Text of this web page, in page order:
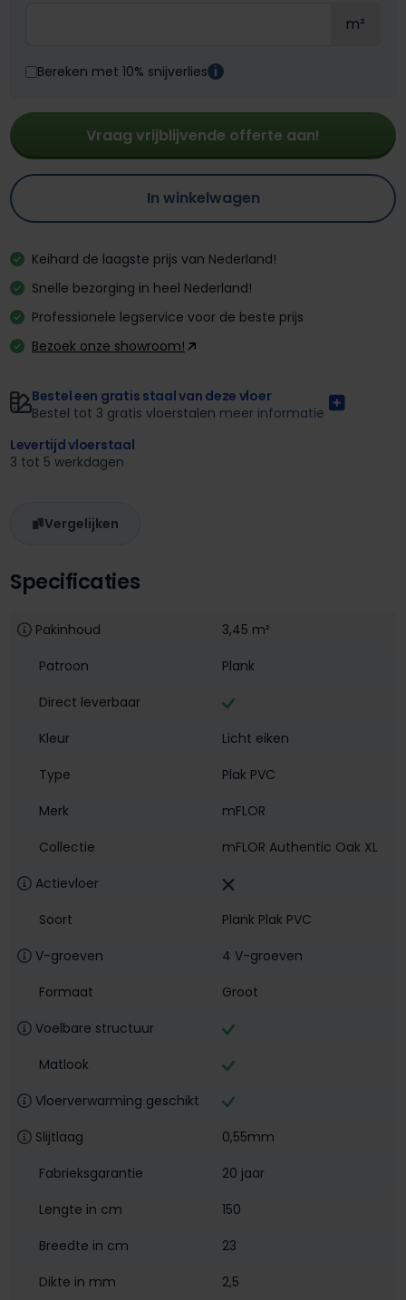
Specificaties
Pakinhoud
3,45 m²
Patroon
Plank
Direct leverbaar
Kleur
Licht eiken
Type
Plak PVC
Merk
mFLOR
Collectie
mFLOR Authentic Oak XL
Actievloer
Soort
Plank Plak PVC
V-groeven
4 V-groeven
Formaat
Groot
Voelbare structuur
Matlook
Vloerverwarming geschikt
Slijtlaag
0,55mm
Fabrieksgarantie
20 jaar
Lengte in cm
150
Breedte in cm
23
Dikte in mm
2,5
m²
Bereken met 10% snijverlies i
Vraag vrijblijvende offerte aan!
In winkelwagen
Keihard de laagste prijs van Nederland!
Snelle bezorging in heel Nederland!
Professionele legservice voor de beste prijs
Bezoek onze showroom!
Bestel een gratis staal van deze vloer
Bestel tot 3 gratis vloerstalen meer informatie
Levertijd vloerstaal
3 tot 5 werkdagen
Vergelijken